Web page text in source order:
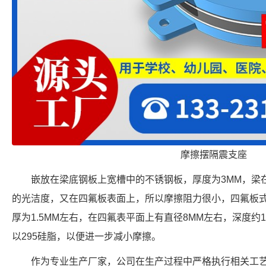
摩擦摆隔震支座
嵌放在梁底钢板上宽槽中的不锈钢板，厚度为3MM，
的光洁度，又在四氟板表面上，所以摩擦阻力很小，四氟板
厚为1.5MM左右，在四氟表平面上有直径8MM左右，深度
以295硅脂，以便进一步减小摩擦。
作为专业生产厂家，公司在生产过程中严格执行相关工